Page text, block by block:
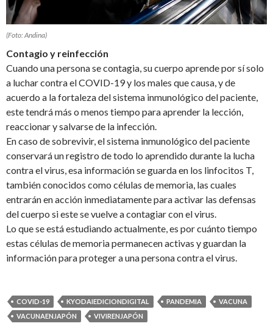
(Foto: Andina)
Contagio y reinfección
Cuando una persona se contagia, su cuerpo aprende por sí solo
a luchar contra el COVID-19 y los males que causa, y de
acuerdo a la fortaleza del sistema inmunológico del paciente,
este tendrá más o menos tiempo para aprender la lección,
reaccionar y salvarse de la infección.
En caso de sobrevivir, el sistema inmunológico del paciente
conservará un registro de todo lo aprendido durante la lucha
contra el virus, esa información se guarda en los linfocitos T,
también conocidos como células de memoria, las cuales
entrarán en acción inmediatamente para activar las defensas
del cuerpo si este se vuelve a contagiar con el virus.
Lo que se está estudiando actualmente, es por cuánto tiempo
estas células de memoria permanecen activas y guardan la
información para proteger a una persona contra el virus.
COVID-19 KYODAIEDICIONDIGITAL PANDEMIA
VACUNA
VACUNAENJAPÓN
VIVIRENJAPÓN